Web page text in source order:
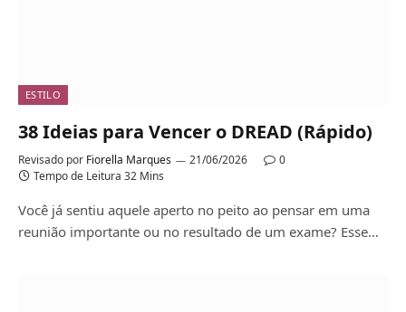
ESTILO
38 Ideias para Vencer o DREAD (Rápido)
Revisado por Fiorella Marques 21/06/2026
0
Tempo de Leitura 32 Mins
Você já sentiu aquele aperto no peito ao pensar em uma
reunião importante ou no resultado de um exame? Esse…